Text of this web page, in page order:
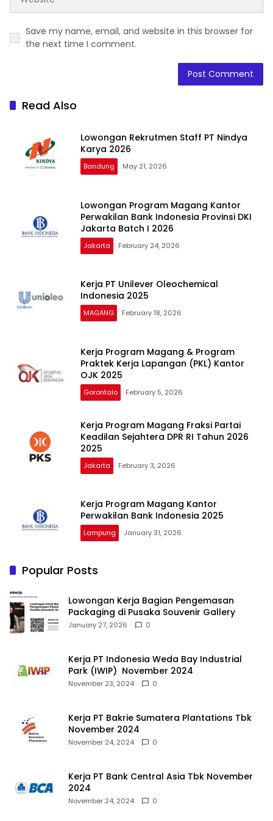
Save my name, email, and website in this browser for
the next time I comment.
Read Also
Lowongan Rekrutmen Staff PT Nindya
Karya 2026
Bandung May 21, 2026
Lowongan Program Magang Kantor
Perwakilan Bank Indonesia Provinsi DKI
Jakarta Batch I 2026
Jakarta February 24, 2026
Kerja PT Unilever Oleochemical
Indonesia 2025
MAGANG February 18, 2026
Kerja Program Magang & Program
Praktek Kerja Lapangan (PKL) Kantor
OJK 2025
Gorontalo February 5, 2026
Kerja Program Magang Fraksi Partai
Keadilan Sejahtera DPR RI Tahun 2026
2025
Jakarta February 3, 2026
Kerja Program Magang Kantor
Perwakilan Bank Indonesia 2025
Lampung January 31, 2026
Popular Posts
Lowongan Kerja Bagian Pengemasan
Packaging di Pusaka Souvenir Gallery
January 27, 2026 0
Kerja PT Indonesia Weda Bay Industrial
Park (IWIP) November 2024
November 23, 2024 0
Kerja PT Bakrie Sumatera Plantations Tbk
November 2024
November 24, 2024 0
Kerja PT Bank Central Asia Tbk November
2024
November 24, 2024 0